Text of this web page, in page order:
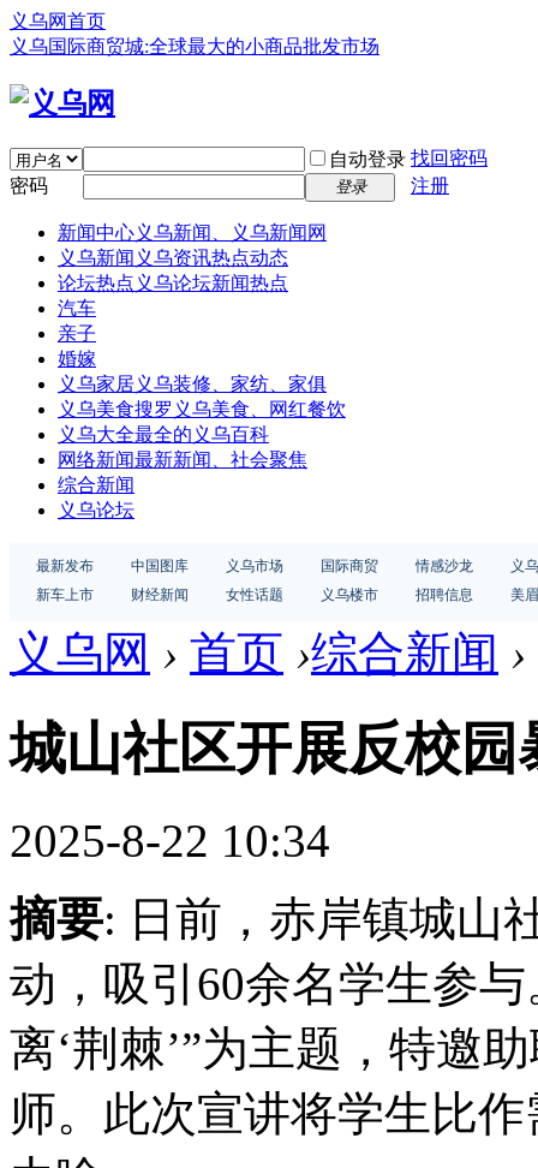
义乌网首页
义乌国际商贸城:全球最大的小商品批发市场
自动登录 找回密码
密码
登录 注册
新闻中心义乌新闻、义乌新闻网
义乌新闻 义乌资讯热点动态
论坛热点 义乌论坛新闻热点
汽车
亲子
婚嫁
义乌家居义乌装修、家纺、家俱
义乌美食搜罗义乌美食、网红餐饮
义乌大全最全的义乌百科
网络新闻最新新闻、社会聚焦
综合新闻
义乌论坛
最新发布 中国图库 义乌市场 国际商贸 情感沙龙
义
新车上市
财经新闻 女性话题 义乌楼市 招聘信息 美
义乌网 › 首页 ›综合新闻 ›
城山社区开展反校园
2025-8-22 10:34
摘要: 日前，赤岸镇城山
动，吸引60余名学生参与
离‘荆棘’”为主题，特邀
师。此次宣讲将学生比